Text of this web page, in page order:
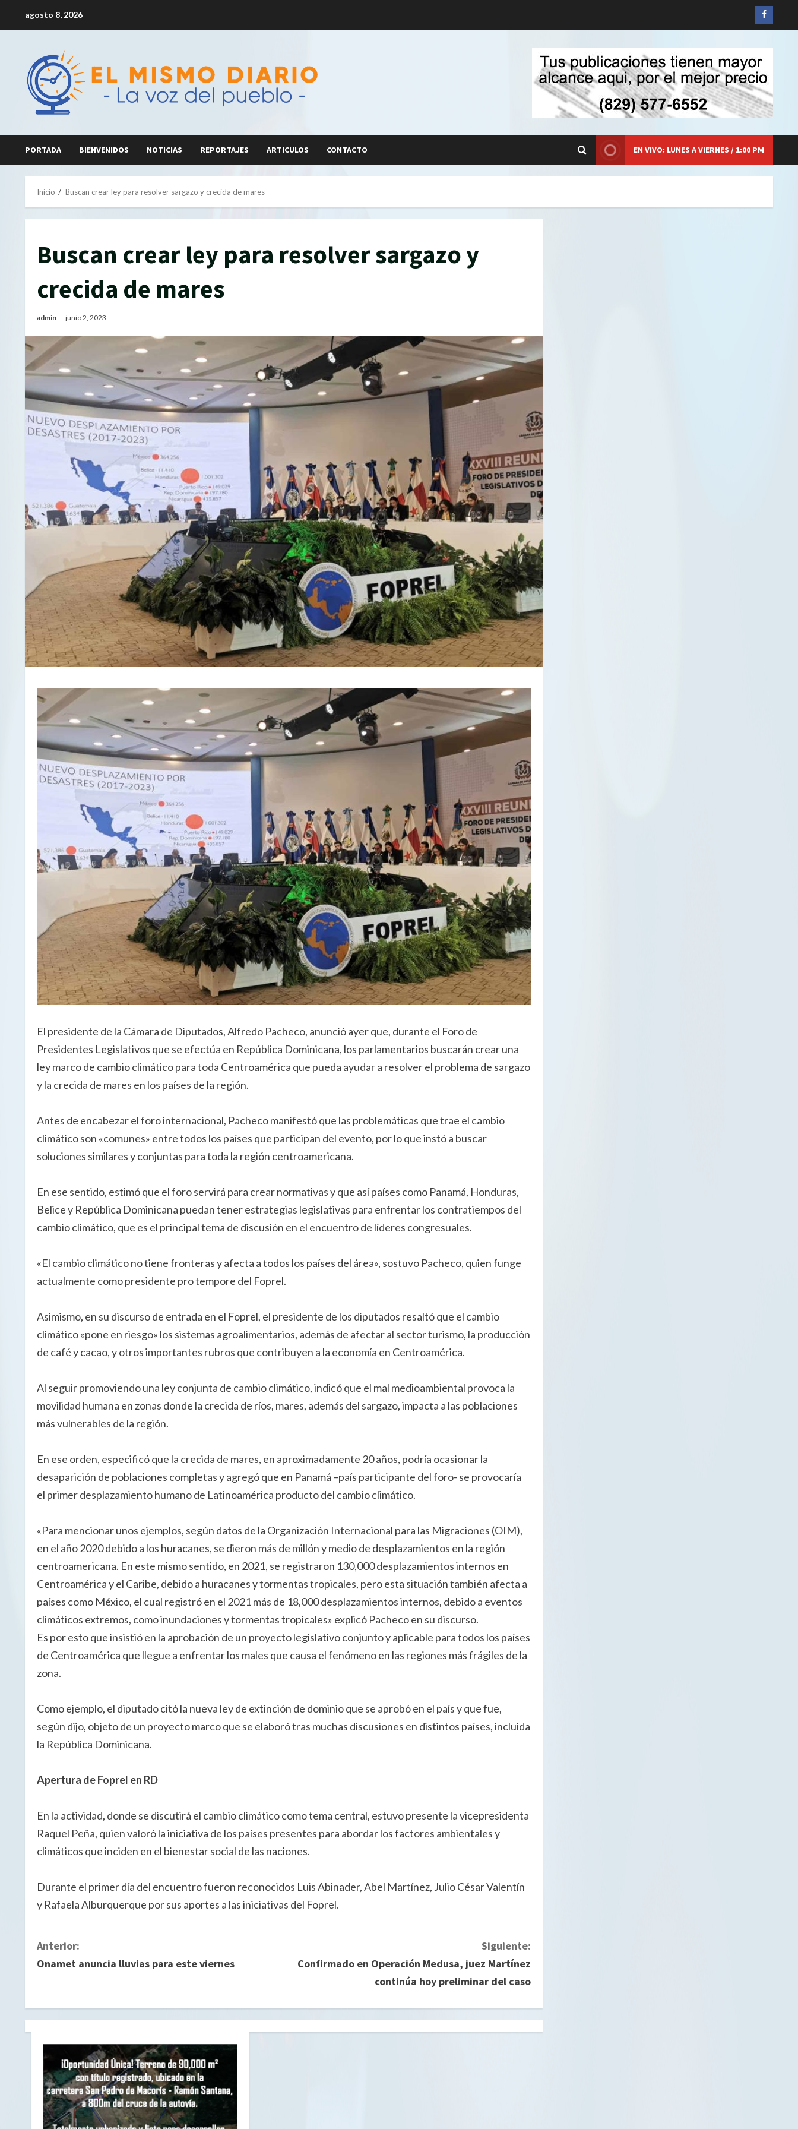
agosto 8, 2026
Siganos
en
PORTADA BIENVENIDOS NOTICIAS REPORTAJES ARTICULOS CONTACTO EN VIVO: LUNES A VIERNES / 1:00 PM
Inicio Buscan crear ley para resolver sargazo y crecida de mares
Buscan crear ley para resolver sargazo y
crecida de mares
admin junio 2, 2023
El presidente de la Cámara de Diputados, Alfredo Pacheco, anunció ayer que, durante el Foro de
Presidentes Legislativos que se efectúa en República Dominicana, los parlamentarios buscarán crear una
ley marco de cambio climático para toda Centroamérica que pueda ayudar a resolver el problema de sargazo
y la crecida de mares en los países de la región.
Antes de encabezar el foro internacional, Pacheco manifestó que las problemáticas que trae el cambio
climático son «comunes» entre todos los países que participan del evento, por lo que instó a buscar
soluciones similares y conjuntas para toda la región centroamericana.
En ese sentido, estimó que el foro servirá para crear normativas y que así países como Panamá, Honduras,
Belice y República Dominicana puedan tener estrategias legislativas para enfrentar los contratiempos del
cambio climático, que es el principal tema de discusión en el encuentro de líderes congresuales.
«El cambio climático no tiene fronteras y afecta a todos los países del área», sostuvo Pacheco, quien funge
actualmente como presidente pro tempore del Foprel.
Asimismo, en su discurso de entrada en el Foprel, el presidente de los diputados resaltó que el cambio
climático «pone en riesgo» los sistemas agroalimentarios, además de afectar al sector turismo, la producción
de café y cacao, y otros importantes rubros que contribuyen a la economía en Centroamérica.
Al seguir promoviendo una ley conjunta de cambio climático, indicó que el mal medioambiental provoca la
movilidad humana en zonas donde la crecida de ríos, mares, además del sargazo, impacta a las poblaciones
más vulnerables de la región.
En ese orden, especificó que la crecida de mares, en aproximadamente 20 años, podría ocasionar la
desaparición de poblaciones completas y agregó que en Panamá –país participante del foro- se provocaría
el primer desplazamiento humano de Latinoamérica producto del cambio climático.
«Para mencionar unos ejemplos, según datos de la Organización Internacional para las Migraciones (OIM),
en el año 2020 debido a los huracanes, se dieron más de millón y medio de desplazamientos en la región
centroamericana. En este mismo sentido, en 2021, se registraron 130,000 desplazamientos internos en
Centroamérica y el Caribe, debido a huracanes y tormentas tropicales, pero esta situación también afecta a
países como México, el cual registró en el 2021 más de 18,000 desplazamientos internos, debido a eventos
climáticos extremos, como inundaciones y tormentas tropicales» explicó Pacheco en su discurso.
Es por esto que insistió en la aprobación de un proyecto legislativo conjunto y aplicable para todos los países
de Centroamérica que llegue a enfrentar los males que causa el fenómeno en las regiones más frágiles de la
zona.
Como ejemplo, el diputado citó la nueva ley de extinción de dominio que se aprobó en el país y que fue,
según dijo, objeto de un proyecto marco que se elaboró tras muchas discusiones en distintos países, incluida
la República Dominicana.
Apertura de Foprel en RD
En la actividad, donde se discutirá el cambio climático como tema central, estuvo presente la vicepresidenta
Raquel Peña, quien valoró la iniciativa de los países presentes para abordar los factores ambientales y
climáticos que inciden en el bienestar social de las naciones.
Durante el primer día del encuentro fueron reconocidos Luis Abinader, Abel Martínez, Julio César Valentín
y Rafaela Alburquerque por sus aportes a las iniciativas del Foprel.
S
i
u
e
e
y
Anterior:
Onamet anuncia lluvias para este viernes
Siguiente:
Confirmado en Operación Medusa, juez Martínez
continúa hoy preliminar del caso